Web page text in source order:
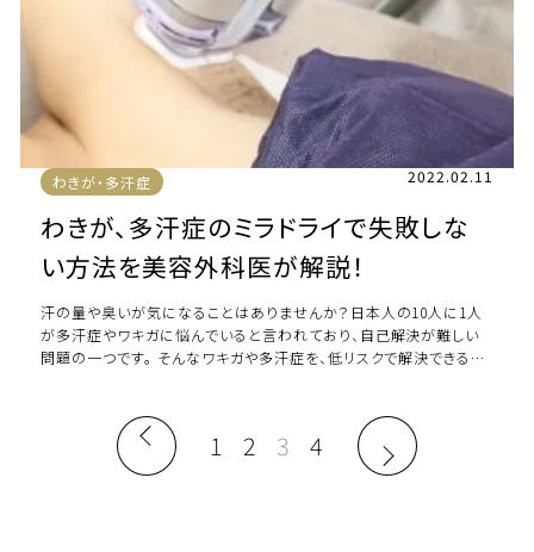
わきが・多汗症 2022.02.11
わきが、多汗症のミラドライで失敗しな
い方法を美容外科医が解説！
汗の量や臭いが気になることはありませんか？日本人の10人に1人
が多汗症やワキガに悩んでいると言われており、自己解決が難しい
問題の一つです。 そんなワキガや多汗症を、低リスクで解決できるの
1 2 3 4